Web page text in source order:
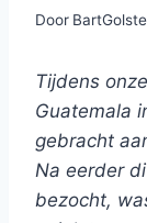
Door
Tijdens
Guatemala
gebracht
Na eerder
bezocht,